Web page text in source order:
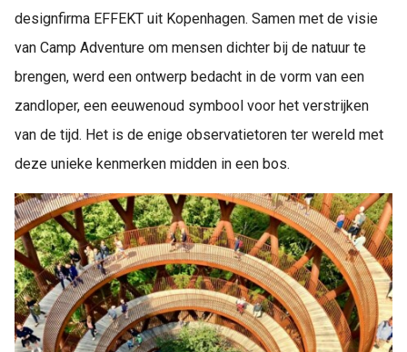
designfirma EFFEKT uit Kopenhagen. Samen met de visie
van Camp Adventure om mensen dichter bij de natuur te
brengen, werd een ontwerp bedacht in de vorm van een
zandloper, een eeuwenoud symbool voor het verstrijken
van de tijd. Het is de enige observatietoren ter wereld met
deze unieke kenmerken midden in een bos.